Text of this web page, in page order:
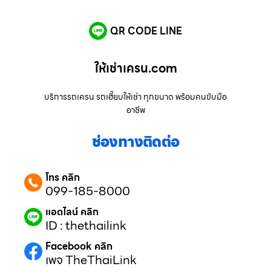
QR CODE LINE
ให้เช่าเครน.com
บริการรถเครน รถเฮี๊ยบให้เช่า ทุกขนาด พร้อมคนขับมือ
อาชีพ
ช่องทางติดต่อ
โทร คลิก
099-185-8000
แอดไลน์ คลิก
ID : thethailink
Facebook คลิก
เพจ TheThaiLink